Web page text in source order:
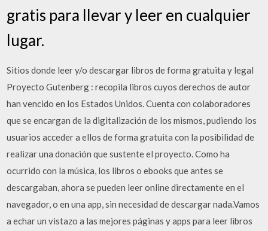
gratis para llevar y leer en cualquier
lugar.
Sitios donde leer y/o descargar libros de forma gratuita y legal
Proyecto Gutenberg : recopila libros cuyos derechos de autor
han vencido en los Estados Unidos. Cuenta con colaboradores
que se encargan de la digitalización de los mismos, pudiendo los
usuarios acceder a ellos de forma gratuita con la posibilidad de
realizar una donación que sustente el proyecto. Como ha
ocurrido con la música, los libros o ebooks que antes se
descargaban, ahora se pueden leer online directamente en el
navegador, o en una app, sin necesidad de descargar nada.Vamos
a echar un vistazo a las mejores páginas y apps para leer libros